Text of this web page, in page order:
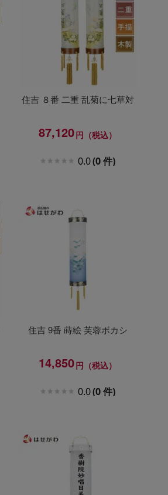
住吉 ８番 二重 乱菊に七草対
87,120円（税込）
0.0(0 件)
住吉 9番 蒔絵 芙蓉ボカシ
14,850円（税込）
0.0(0 件)